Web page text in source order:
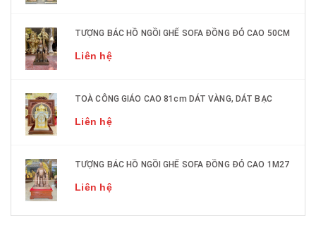
TƯỢNG BÁC HỒ NGỒI GHẾ SOFA ĐỒNG ĐỎ CAO 50CM
Liên hệ
TOÀ CÔNG GIÁO CAO 81cm DÁT VÀNG, DÁT BẠC
Liên hệ
TƯỢNG BÁC HỒ NGỒI GHẾ SOFA ĐỒNG ĐỎ CAO 1M27
Liên hệ